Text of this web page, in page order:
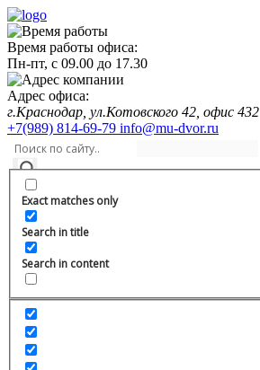
Время работы офиса:
Пн-пт, с 09.00 до 17.30
Адрес офиса:
г.Краснодар, ул.Котовского 42, офис 432
+7(989) 814-69-79 info@mu-dvor.ru
Exact matches only
Search in title
Search in content